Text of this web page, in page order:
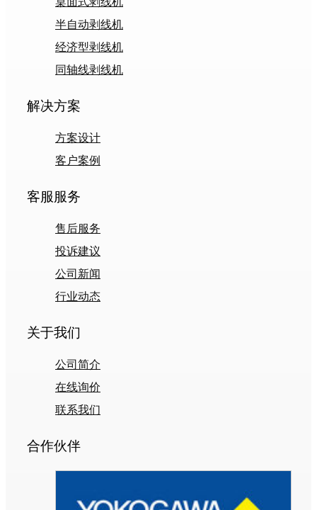
半自动剥线机
经济型剥线机
同轴线剥线机
解决方案
方案设计
客户案例
客服服务
售后服务
投诉建议
公司新闻
行业动态
关于我们
公司简介
在线询价
联系我们
合作伙伴